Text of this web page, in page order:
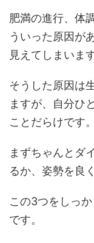
肥満の進行、体
ういった原因が
見えてしまいます
そうした原因は
ますが、自分ひ
ことだらけです。
まずちゃんとダ
るか、姿勢を良
この3つをしっ
です。